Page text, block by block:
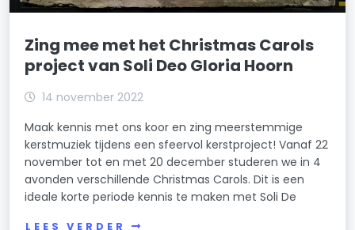
Zing mee met het Christmas Carols
project van Soli Deo Gloria Hoorn
14 november 2022
Maak kennis met ons koor en zing meerstemmige
kerstmuziek tijdens een sfeervol kerstproject! Vanaf 22
november tot en met 20 december studeren we in 4
avonden verschillende Christmas Carols. Dit is een
ideale korte periode kennis te maken met Soli De
LEES VERDER